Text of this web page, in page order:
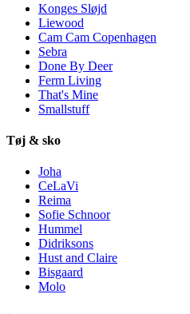
Konges Sløjd
Liewood
Cam Cam Copenhagen
Sebra
Done By Deer
Ferm Living
That's Mine
Smallstuff
Tøj & sko
Joha
CeLaVi
Reima
Sofie Schnoor
Hummel
Didriksons
Hust and Claire
Bisgaard
Molo